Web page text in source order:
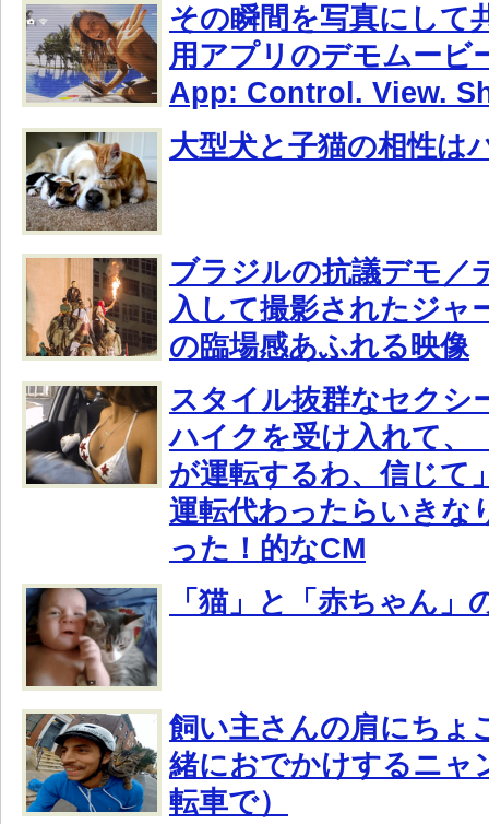
その瞬間を写真にして
用アプリのデモムービ
App: Control. View.
大型犬と子猫の相性は
ブラジルの抗議デモ／
入して撮影されたジャ
の臨場感あふれる映像
スタイル抜群なセクシ
ハイクを受け入れて、
が運転するわ、信じて
運転代わったらいきな
った！的なCM
「猫」と「赤ちゃん」
飼い主さんの肩にちょ
緒におでかけするニャ
転車で）